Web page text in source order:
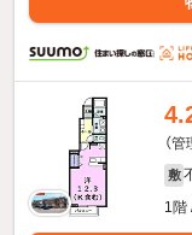
（
敷
1階